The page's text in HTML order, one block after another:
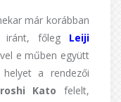
már korábban
iránt, főleg Leiji
e műben együtt
a rendezői
Kato felelt,